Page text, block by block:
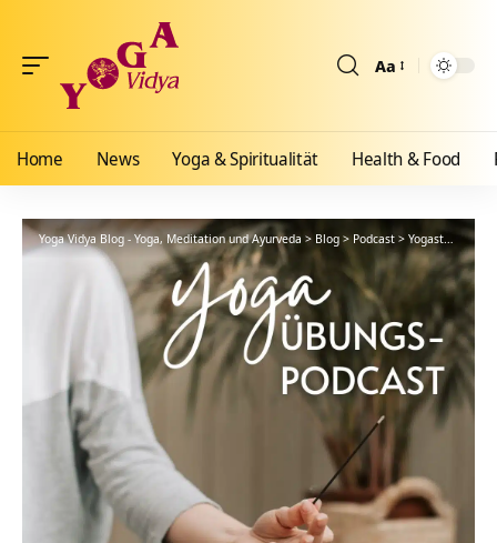
Aa
Home News Yoga & Spiritualität Health & Food
Yoga Vidya Blog - Yoga, Meditation und Ayurveda > Blog > Podcast > Yogastunde >